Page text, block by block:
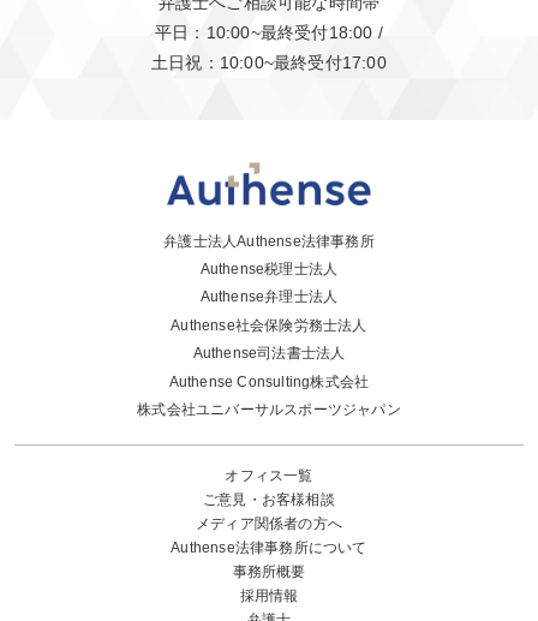
平日：10:00~最終受付18:00 /
土日祝：10:00~最終受付17:00
弁護士法人Authense法律事務所
Authense税理士法人
Authense弁理士法人
Authense社会保険労務士法人
Authense司法書士法人
Authense Consulting株式会社
株式会社ユニバーサルスポーツジャパン
オフィス一覧
ご意見・お客様相談
メディア関係者の方へ
Authense法律事務所について
事務所概要
採用情報